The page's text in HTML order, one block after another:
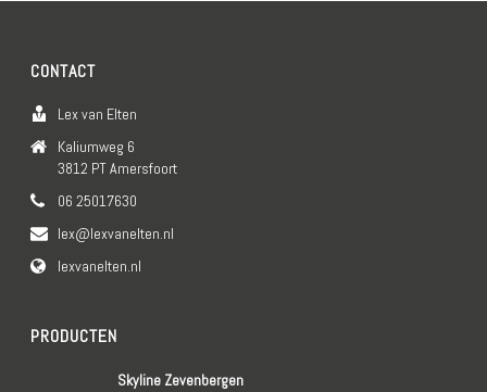
CONTACT
Lex van Elten
Kaliumweg 6
3812 PT Amersfoort
06 25017630
lex@lexvanelten.nl
lexvanelten.nl
PRODUCTEN
Skyline Zevenbergen